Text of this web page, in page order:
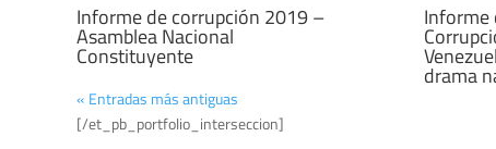
Informe de corrupción 2019 –
Asamblea Nacional
Constituyente
Informe
drama
« Entradas más antiguas
[/et_pb_portfolio_interseccion]